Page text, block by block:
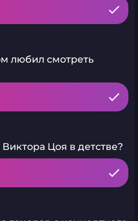
любил смотреть
Цоя в детстве?